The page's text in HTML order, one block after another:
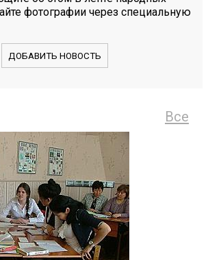
фотографии через специальную
ДОБАВИТЬ НОВОСТЬ
Все